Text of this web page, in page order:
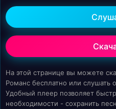
На этой странице вы можете
Романс бесплатно или слушать
Удобный плеер позволяет
необходимости - сохранить